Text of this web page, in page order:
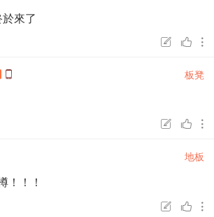
的最終章《全國大賽篇——湘北
良田加入湘北高中籃球隊後，與櫻木花
校際籃球比賽，挑戰最強球隊“山王工
「突擊隊長」、控球後衛，他總是能游
技和電光火石的速度將對手玩弄於股掌
城良田還有一個比他大三歲的哥哥，他
有名的選手。就像是追隨哥哥的背影一
籃球。
來了
 

板凳
 

地板
！！！
 
